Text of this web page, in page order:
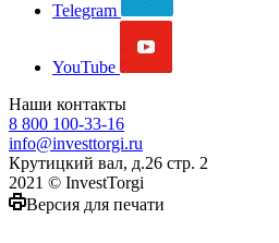
Telegram
YouTube
Наши контакты
8 800 100-33-16
info@investtorgi.ru
Крутицкий вал, д.26 стр. 2
2021 © InvestTorgi
Версия для печати